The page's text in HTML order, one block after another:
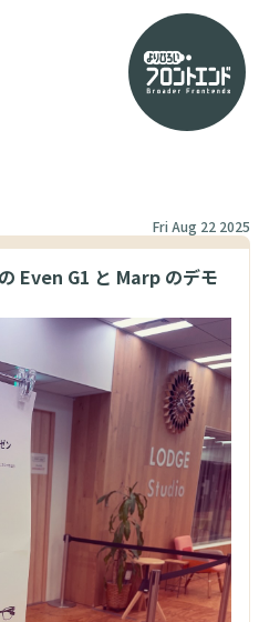
Fri Aug 22 2025
Even G1 と Marp のデモ